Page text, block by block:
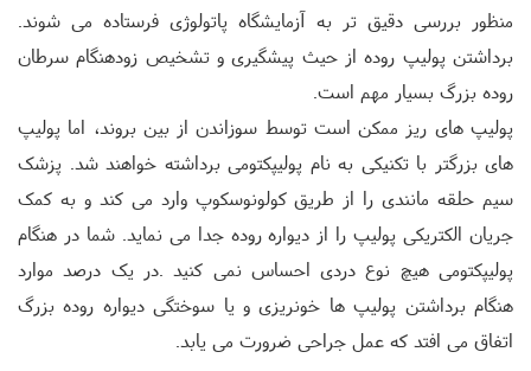
منظور بررسی دقیق تر به آزمایشگاه پاتولوژی فرستاده می شوند.
برداشتن پولیپ روده از حیث پیشگیری و تشخیص زودهنگام سرطان
روده بزرگ بسیار مهم است.
پولیپ های ریز ممکن است توسط سوزاندن از بین بروند، اما پولیپ
های بزرگتر با تکنیکی به نام پولیپکتومی برداشته خواهند شد. پزشک
سیم حلقه مانندی را از طریق کولونوسکوپ وارد می کند و به کمک
جریان الکتریکی پولیپ را از دیواره روده جدا می نماید. شما در هنگام
پولیپکتومی هیچ نوع دردی احساس نمی کنید. در یک درصد موارد
هنگام برداشتن پولیپ ها خونریزی و یا سوختگی دیواره روده بزرگ
اتفاق می افتد که عمل جراحی ضرورت می یابد.